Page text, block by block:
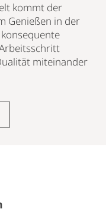
kommt der
Genießen in der
miteinander